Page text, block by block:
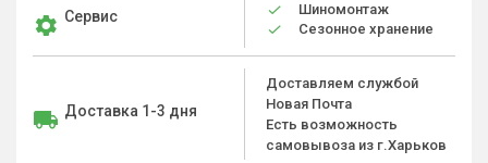
Сервис
Шиномонтаж
Сезонное хранение
Доставка 1-3 дня
Доставляем службой
Новая Почта
Есть возможность
самовывоза из г.Харьков